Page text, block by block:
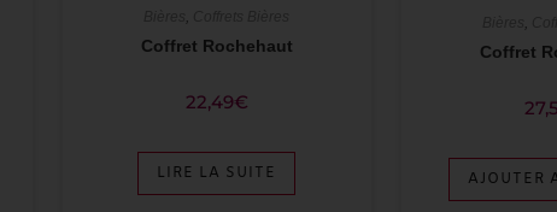
Coffret Rochehaut
22,49€
LIRE LA SUITE
,
Coffret
AJOUTER